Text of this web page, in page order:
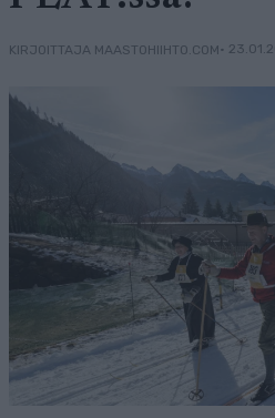
KIRJOITTAJA MAASTOHIIHTO.COM•